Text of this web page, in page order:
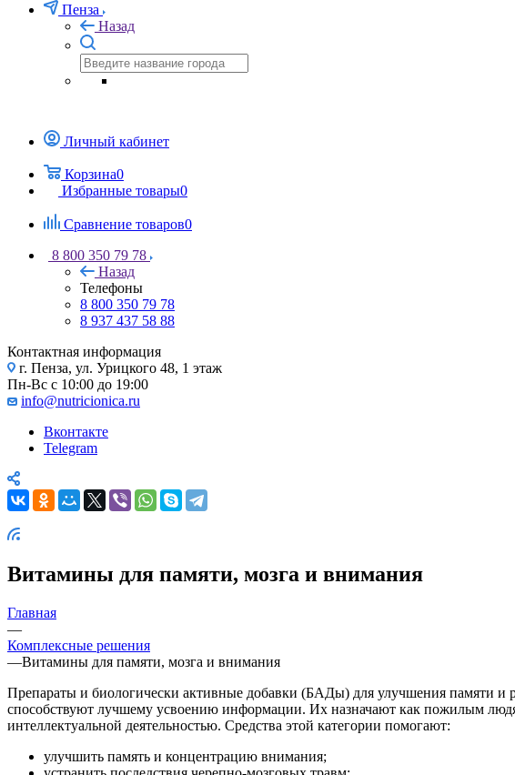
Пенза
Назад
Личный кабинет
Корзина0
Избранные товары0
Сравнение товаров0
8 800 350 79 78
Назад
Телефоны
8 800 350 79 78
8 937 437 58 88
Контактная информация
г. Пенза, ул. Урицкого 48, 1 этаж
Пн-Вс с 10:00 до 19:00
info@nutricionica.ru
Вконтакте
Telegram
Витамины для памяти, мозга и внимания
Главная
—
Комплексные решения
—Витамины для памяти, мозга и внимания
Препараты и биологически активные добавки (БАДы) для улучшения памяти и
способствуют лучшему усвоению информации. Их назначают как пожилым
интеллектуальной деятельностью. Средства этой категории помогают:
улучшить память и концентрацию внимания;